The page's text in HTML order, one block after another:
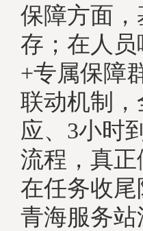
保障方面
存；在人
+专属保障
联动机制
应、3小时
流程，真
在任务收
青海服务